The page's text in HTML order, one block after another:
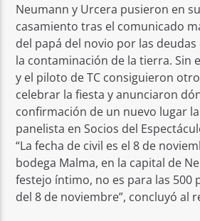
Neumann y Urcera pusieron en
casamiento tras el comunicado
del papá del novio por las
la contaminación de la tierra. Sin
y el piloto de TC consiguieron
celebrar la fiesta y anunciaron
confirmación de un nuevo lugar
panelista en Socios del
“La fecha de civil es el 8 de
bodega Malma, en la capital de
festejo íntimo, no es para las 500
del 8 de noviembre”, concluyó al